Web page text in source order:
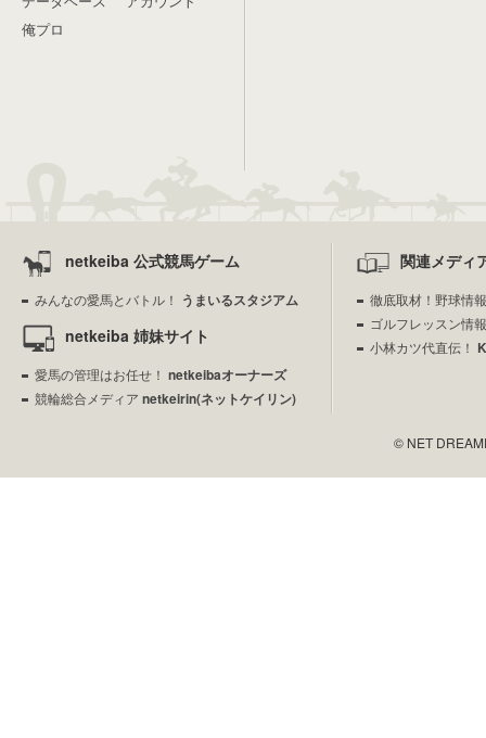
俺プロ
netkeiba 公式競馬ゲーム
みんなの愛馬とバトル！ うまいるスタジアム
netkeiba 姉妹サイト
愛馬の管理はお任せ！ netkeibaオーナーズ
競輪総合メディア netkeirin(ネットケイリン)
関連メディ
徹底取材！野球情
ゴルフレッスン情
小林カツ代直伝！
© NET